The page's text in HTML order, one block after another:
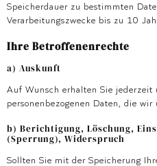
Speicherdauer zu bestimmten
Verarbeitungszwecke bis zu 10
Ihre Betroffenenrechte
a) Auskunft
Auf Wunsch erhalten Sie
personenbezogenen Daten, die wir
b) Berichtigung, Löschung,
(Sperrung), Widerspruch
Sollten Sie mit der Speicherung